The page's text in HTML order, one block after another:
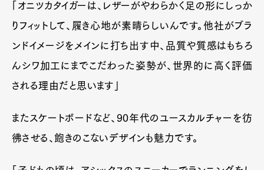
「オニツカタイガーは、レザーがやわらかく足の形にしっか
りフィットして、履き心地が素晴らしいんです。他社がブラ
ンドイメージをメインに打ち出す中、品質や質感はもちろ
んシワ加工にまでこだわった姿勢が、世界的に高く評価
される理由だと思います」
またスケートボードなど、90年代のユースカルチャーを彷
彿させる、飽きのこないデザインも魅力です。